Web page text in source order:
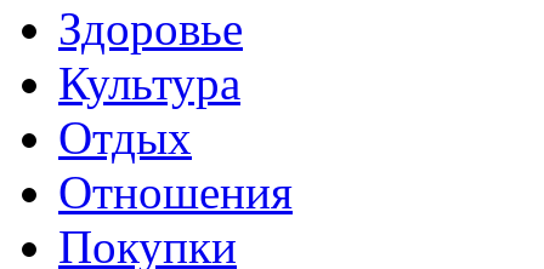
Здоровье
Культура
Отдых
Отношения
Покупки